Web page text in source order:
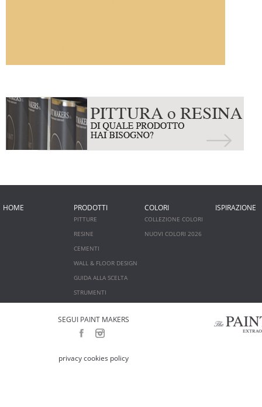
HOME PRODOTTI
PITTURE
RESINE
CEMENTI
WALL & FLOOR DESIGN
GUIDA ALLA SCELTA
STRUMENTI
COLORI
COLLEZIONE COLORI
NUOVI COLORI 2026
ISPIRAZIONE
SEGUI PAINT MAKERS
privacy cookies policy